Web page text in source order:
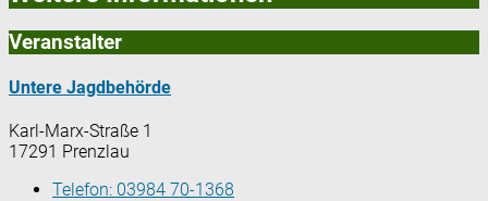
Veranstalter
Untere Jagdbehörde
Karl-Marx-Straße 1
17291 Prenzlau
Telefon: 03984 70-1368